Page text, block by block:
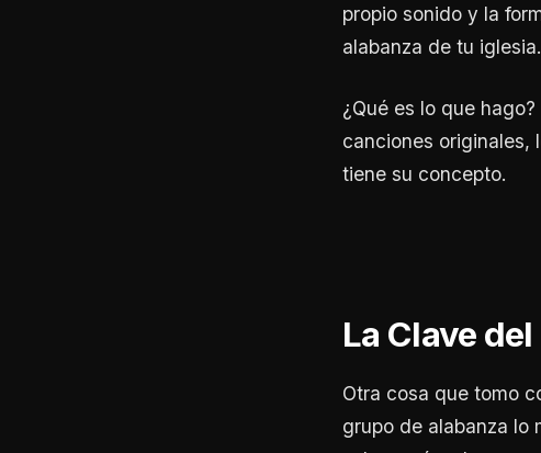
propio sonido y la
alabanza de tu iglesia.
¿Qué es lo que
canciones originales,
tiene su concepto.
La Clave
Otra cosa que tomo
grupo de alabanza lo